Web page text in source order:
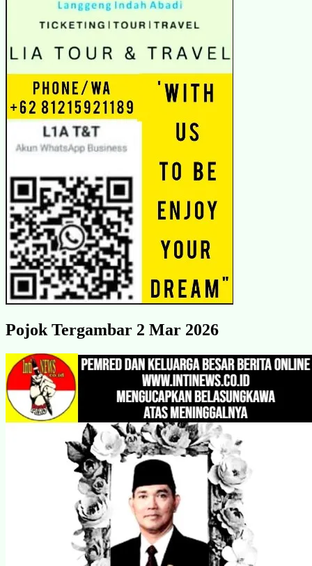
Pojok Tergambar 2 Mar 2026